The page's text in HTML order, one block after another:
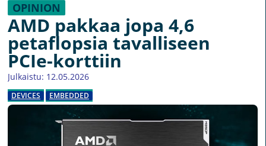
OPINION
AMD pakkaa jopa 4,6
petaflopsia tavalliseen
PCIe-korttiin
Julkaistu: 12.05.2026
DEVICES EMBEDDED